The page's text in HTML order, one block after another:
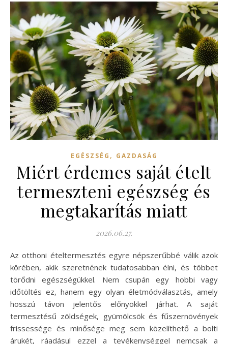
EGÉSZSÉG , GAZDASÁG
Miért érdemes saját ételt
termeszteni egészség és
megtakarítás miatt
2026.06.27.
Az otthoni ételtermesztés egyre népszerűbbé válik azok
körében, akik szeretnének tudatosabban élni, és többet
törődni egészségükkel. Nem csupán egy hobbi vagy
időtöltés ez, hanem egy olyan életmódválasztás, amely
hosszú távon jelentős előnyökkel járhat. A saját
termesztésű zöldségek, gyümölcsök és fűszernövények
frissessége és minősége meg sem közelíthető a bolti
árukét, ráadásul ezzel a tevékenységgel nemcsak a